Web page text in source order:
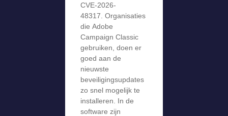
CVE-2026-
48317. Organisaties
die Adobe
Campaign Classic
gebruiken, doen er
goed aan de
nieuwste
beveiligingsupdates
zo snel mogelijk te
installeren. In de
software zijn